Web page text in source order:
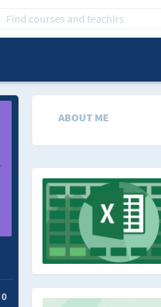
0
ABOUT ME